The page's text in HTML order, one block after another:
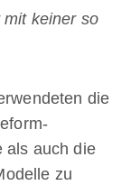
keiner so
die
als auch die
zu